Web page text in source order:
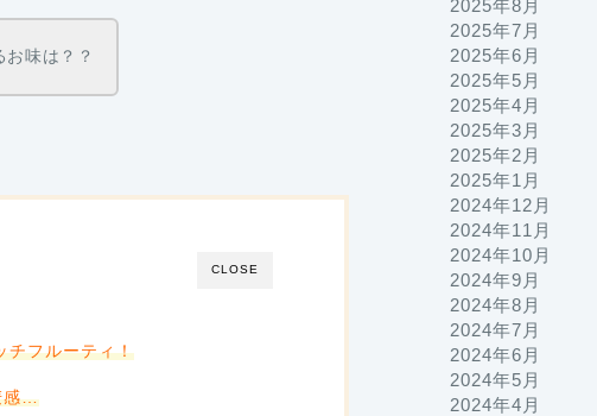
味は？？
CLOSE
チフルーティ！
感…
2025年8月
2025年7月
2025年6月
2025年5月
2025年4月
2025年3月
2025年2月
2025年1月
2024年12月
2024年11月
2024年10月
2024年9月
2024年8月
2024年7月
2024年6月
2024年5月
2024年4月